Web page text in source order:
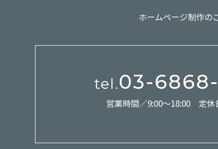
ホームページ制作の
tel.03-
営業時間／9:00～18:00 定休